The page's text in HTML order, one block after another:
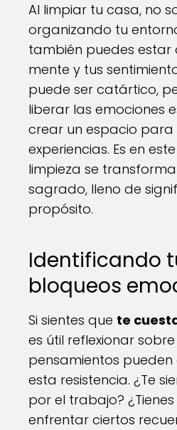
Al limpiar tu casa, no
organizando tu
también puedes estar
mente y tus
puede ser catártico,
liberar las emociones
crear un espacio para
experiencias. Es en
limpieza se
sagrado, lleno de
propósito.
Identificando
bloqueos
Si sientes que te
es útil reflexionar
pensamientos
esta resistencia. ¿Te
por el trabajo?
enfrentar ciertos